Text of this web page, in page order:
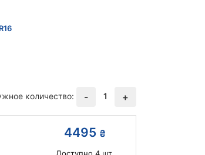
количество: - 1 +
4495 ₴